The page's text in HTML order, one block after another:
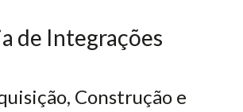
de Integrações
Construção e